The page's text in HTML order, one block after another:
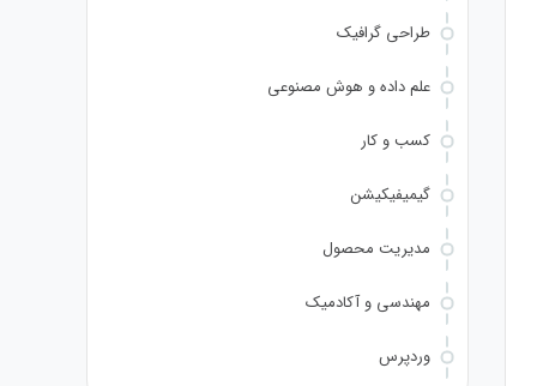
طراحی گرافیک
علم داده و هوش مصنوعی
کسب و کار
گیمیفیکیشن
مدیریت محصول
مهندسی و آکادمیک
وردپرس